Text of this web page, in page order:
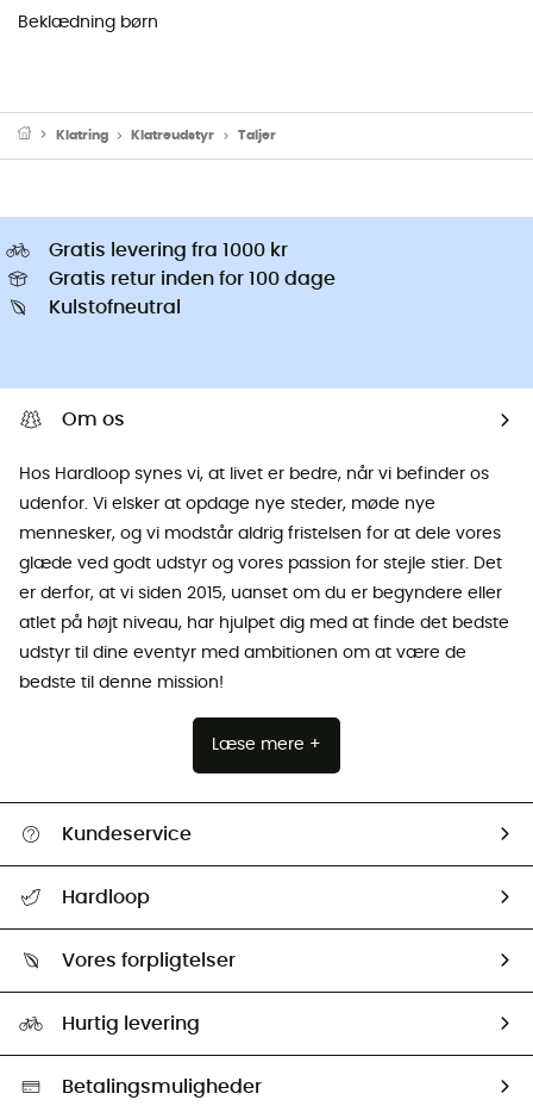
Beklædning børn
Klatring Klatreudstyr Taljer
Gratis levering fra 1000 kr
Gratis retur inden for 100 dage
Kulstofneutral
Om os
Hos Hardloop synes vi, at livet er bedre, når vi befinder os
udenfor. Vi elsker at opdage nye steder, møde nye
mennesker, og vi modstår aldrig fristelsen for at dele vores
glæde ved godt udstyr og vores passion for stejle stier. Det
er derfor, at vi siden 2015, uanset om du er begyndere eller
atlet på højt niveau, har hjulpet dig med at finde det bedste
udstyr til dine eventyr med ambitionen om at være de
bedste til denne mission!
Læse mere +
Kundeservice
Returnering & Tilbagebetaling
Hardloop
Our ambassadors
Vores forpligtelser
Second hand
HardGreen Udvalg
Hurtig levering
Betalingsmuligheder